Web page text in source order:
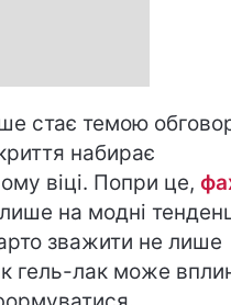
стає темою
набирає
віці. Попри це,
на модні
зважити не лише
гель-лак може